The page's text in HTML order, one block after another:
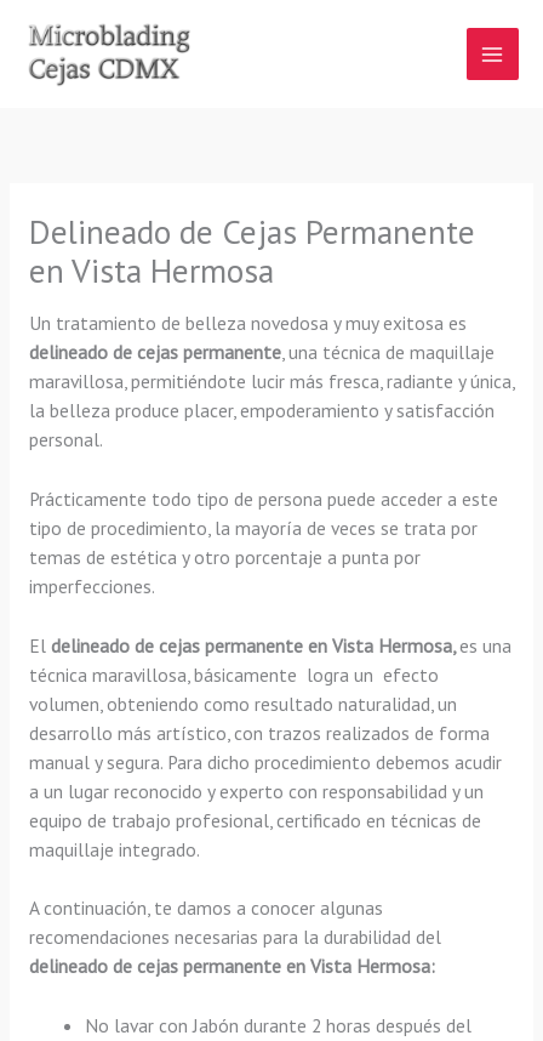
contenido
Delineado de Cejas Permanente
en Vista Hermosa
Un tratamiento de belleza novedosa y muy exitosa es
delineado de cejas permanente, una técnica de maquillaje
maravillosa, permitiéndote lucir más fresca, radiante y única,
la belleza produce placer, empoderamiento y satisfacción
personal.
Prácticamente todo tipo de persona puede acceder a este
tipo de procedimiento, la mayoría de veces se trata por
temas de estética y otro porcentaje a punta por
imperfecciones.
El delineado de cejas permanente en Vista Hermosa, es una
técnica maravillosa, básicamente logra un efecto
volumen, obteniendo como resultado naturalidad, un
desarrollo más artístico, con trazos realizados de forma
manual y segura. Para dicho procedimiento debemos acudir
a un lugar reconocido y experto con responsabilidad y un
equipo de trabajo profesional, certificado en técnicas de
maquillaje integrado.
A continuación, te damos a conocer algunas
recomendaciones necesarias para la durabilidad del
delineado de cejas permanente en Vista Hermosa:
No lavar con Jabón durante 2 horas después del